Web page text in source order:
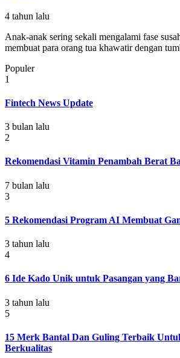
4 tahun lalu
Anak-anak sering sekali mengalami fase
membuat para orang tua khawatir dengan
Populer
1
Fintech News Update
3 bulan lalu
2
Rekomendasi Vitamin Penambah Berat
7 bulan lalu
3
5 Rekomendasi Program AI Membuat
3 tahun lalu
4
6 Ide Kado Unik untuk Pasangan yang
3 tahun lalu
5
15 Merk Bantal Dan Guling Terbaik
Berkualitas